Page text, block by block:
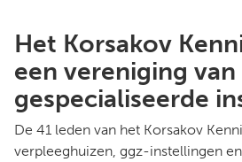
Het Korsakov
een vereniging van
gespecialiseerde
De 41 leden van het Korsakov
verpleeghuizen, ggz-instellingen